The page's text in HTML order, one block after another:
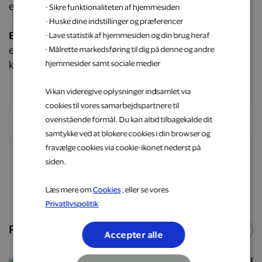
efter den gratis prøveperiode.
Bemærk venligst:Denne kampagne kan kun bruges
en gang pr. medlem og gælder kun nye danske
kunder.
Vilkår og betingelser
Populære webshops Se flere
· Sikre funktionaliteten af hjemmesiden
· Huske dine indstillinger og præferencer
· Lave statistik af hjemmesiden og din brug heraf
· Målrette markedsføring til dig på denne og andre
hjemmesider samt sociale medier
Vi kan videregive oplysninger indsamlet via
cookies til vores samarbejdspartnere til
ovenstående formål. Du kan altid tilbagekalde dit
samtykke ved at blokere cookies i din browser og
fravælge cookies via cookie-ikonet nederst på
siden.
Læs mere omCookies, eller se vores
Privatlivspolitik
Accepter alle